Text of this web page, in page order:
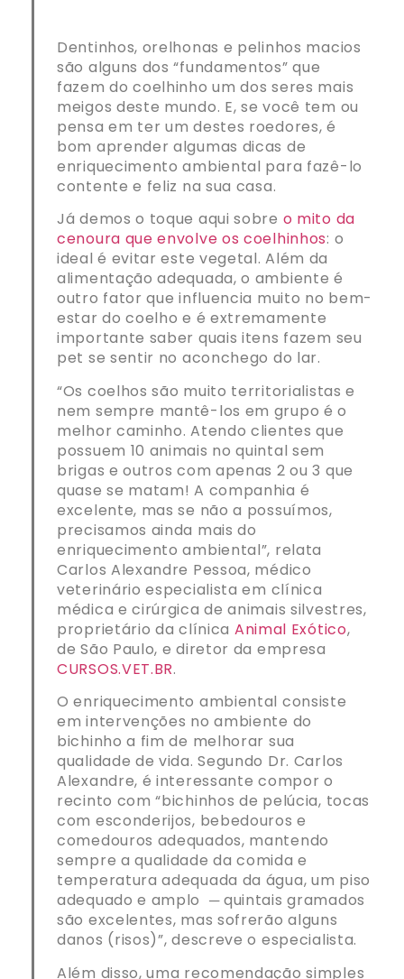
Dentinhos, orelhonas e pelinhos macios
são alguns dos “fundamentos” que
fazem do coelhinho um dos seres mais
meigos deste mundo. E, se você tem ou
pensa em ter um destes roedores, é
bom aprender algumas dicas de
enriquecimento ambiental para fazê-lo
contente e feliz na sua casa.
Já demos o toque aqui sobre o mito da
cenoura que envolve os coelhinhos: o
ideal é evitar este vegetal. Além da
alimentação adequada, o ambiente é
outro fator que influencia muito no bem-
estar do coelho e é extremamente
importante saber quais itens fazem seu
pet se sentir no aconchego do lar.
“Os coelhos são muito territorialistas e
nem sempre mantê-los em grupo é o
melhor caminho. Atendo clientes que
possuem 10 animais no quintal sem
brigas e outros com apenas 2 ou 3 que
quase se matam! A companhia é
excelente, mas se não a possuímos,
precisamos ainda mais do
enriquecimento ambiental”, relata
Carlos Alexandre Pessoa, médico
veterinário especialista em clínica
médica e cirúrgica de animais silvestres,
proprietário da clínica Animal Exótico,
de São Paulo, e diretor da empresa
CURSOS.VET.BR.
O enriquecimento ambiental consiste
em intervenções no ambiente do
bichinho a fim de melhorar sua
qualidade de vida. Segundo Dr. Carlos
Alexandre, é interessante compor o
recinto com “bichinhos de pelúcia, tocas
com esconderijos, bebedouros e
comedouros adequados, mantendo
sempre a qualidade da comida e
temperatura adequada da água, um piso
adequado e amplo ─ quintais gramados
são excelentes, mas sofrerão alguns
danos (risos)”, descreve o especialista.
Além disso, uma recomendação simples